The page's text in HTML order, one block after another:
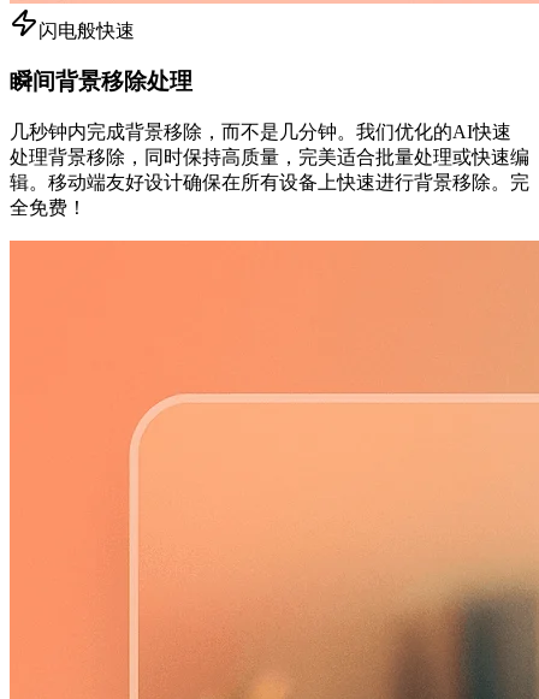
闪电般快速
瞬间背景移除处理
几秒钟内完成背景移除，而不是几分钟。我们优化的AI快速
处理背景移除，同时保持高质量，完美适合批量处理或快速编
辑。移动端友好设计确保在所有设备上快速进行背景移除。完
全免费！